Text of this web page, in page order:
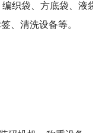
织袋、方底袋、
、清洗设备等。